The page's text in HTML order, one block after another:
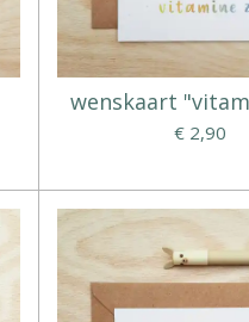
wenskaart
€ 2,90